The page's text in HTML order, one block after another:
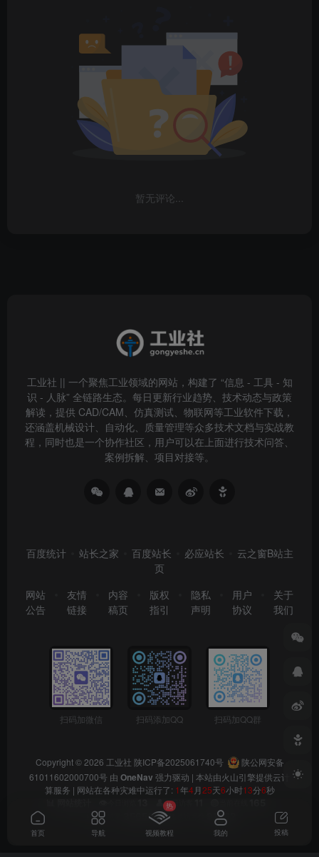
暂无评论...
工业社 || 一个聚焦工业领域的网站，构建了 “信息 - 工具 - 知
识 - 人脉” 全链路生态。每日更新行业趋势、技术动态与政策
解读，提供 CAD/CAM、仿真测试、物联网等工业软件下载，
还涵盖机械设计、自动化、质量管理等众多技术文档与实战教
程，同时也是一个协作社区，用户可以在上面进行技术问答、
案例拆解、项目对接等。
百度统计 站长之家 百度站长 必应站长
云之窗B站主
页
网站
公告
友情
链接
内容
稿页
版权
指引
隐私
声明
用户
协议
关于
我们
扫码加微信 扫码添加QQ 扫码加QQ群
Copyright © 2026 工业社 陕ICP备2025061740号
陕公网安备
61011602000700号 由 OneNav 强力驱动 | 本站由火山引擎提供云计
算服务 | 网站在各种灾难中运行了: 1年4 月25天6小时13分6秒
👤今日访客
📊总浏览量 356503 👥 91662
首页 导航 视频教程
热
我的 投稿